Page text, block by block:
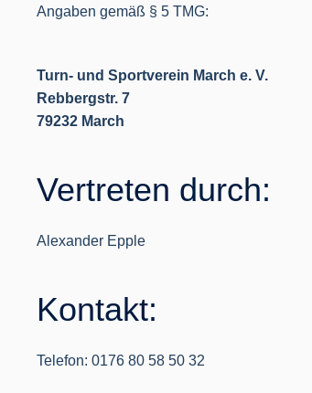
Angaben gemäß § 5 TMG:
Turn- und Sportverein March e. V.
Rebbergstr. 7
79232 March
Vertreten durch:
Alexander Epple
Kontakt:
Telefon: 0176 80 58 50 32